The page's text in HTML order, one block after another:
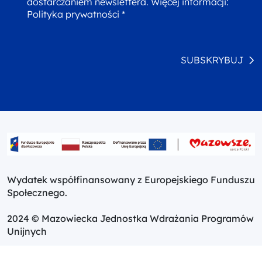
Polityka prywatności *
SUBSKRYBUJ
Wydatek współfinansowany z Europejskiego Funduszu
Społecznego.
2024 © Mazowiecka Jednostka Wdrażania Programów
Unijnych